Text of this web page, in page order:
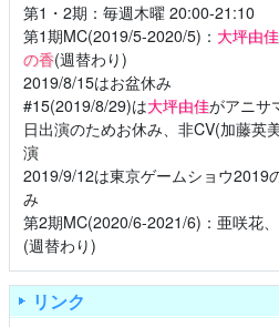
第1・2期：毎週木曜 20:00-21:10
第1期MC(2019/5-2020/5)： 大坪由佳
の香(週替わり)
2019/8/15はお盆休み
#15(2019/8/29)は大坪由佳がアニサ
日出演のためお休み、非CV(加藤英
演
2019/9/12は東京ゲームショウ2019
み
第2期MC(2020/6-2021/6)：亜咲花
(週替わり)
リンク